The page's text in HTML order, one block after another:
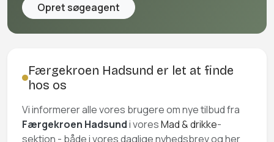
Opret søgeagent
Færgekroen Hadsund er let at finde
hos os
Vi informerer alle vores brugere om nye tilbud fra
Færgekroen Hadsundi voresMad & drikke-
sektion - både i vores daglige nyhedsbrev og her